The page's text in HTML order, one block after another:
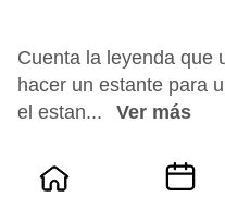
Cuenta la leyenda que
hacer un estante para
el estan...
Ver más